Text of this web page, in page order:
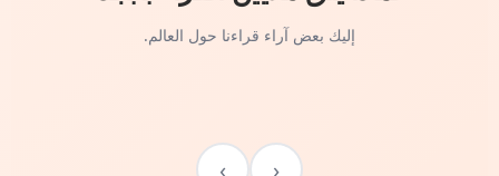
إليك بعض آراء قراءنا حول العالم.
‹
›